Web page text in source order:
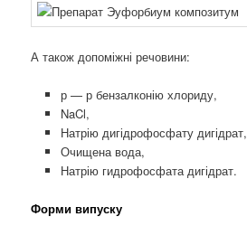
А також допоміжні речовини:
р — р бензалконію хлориду,
NaCl,
Натрію дигідрофосфату дигідрат,
Очищена вода,
Натрію гидрофосфата дигідрат.
Форми випуску